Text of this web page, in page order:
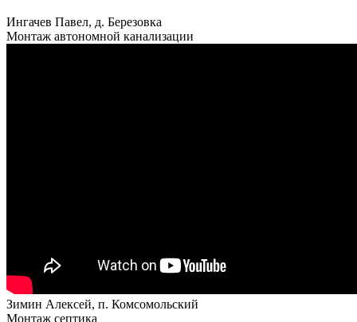
Ингачев Павел, д. Березовка
Монтаж автономной канализации
Зимин Алексей, п. Комсомольский
Монтаж септика